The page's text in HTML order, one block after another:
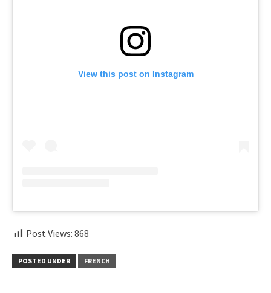
View this post on Instagram
Post Views: 868
POSTED UNDER FRENCH